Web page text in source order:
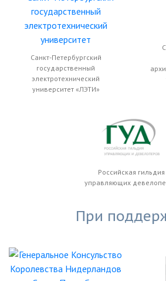
Санкт-Петербургский
государственный
электротехнический
университет «ЛЭТИ»
Российская гильдия
управляющих
При